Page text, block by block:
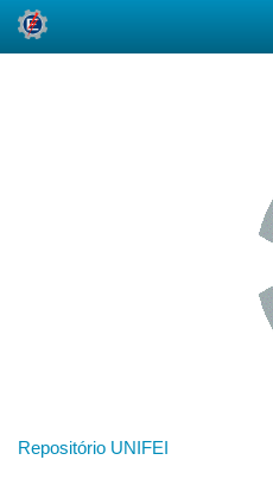
Repositório UNIFEI